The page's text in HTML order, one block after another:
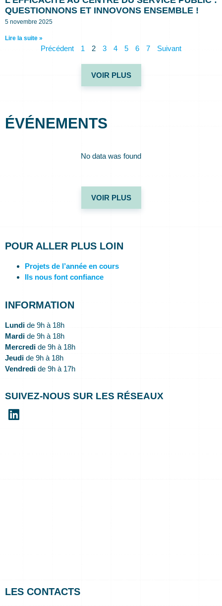
QUESTIONNONS ET INNOVONS ENSEMBLE !
5 novembre 2025
Lire la suite »
Précédent 1 2 3 4 5 6 7 Suivant
VOIR PLUS
ÉVÉNEMENTS
No data was found
VOIR PLUS
POUR ALLER PLUS LOIN
Projets de l’année en cours
Ils nous font confiance
INFORMATION
Lundi de 9h à 18h
Mardi de 9h à 18h
Mercredi de 9h à 18h
Jeudi de 9h à 18h
Vendredi de 9h à 17h
SUIVEZ-NOUS SUR LES RÉSEAUX
LES CONTACTS